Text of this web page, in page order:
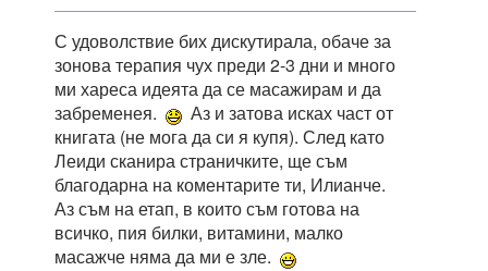
С удоволствие бих дискутирала, обаче за
зонова терапия чух преди 2-3 дни и много
ми хареса идеята да се масажирам и да
забременея.
Аз и затова исках част от
книгата (не мога да си я купя). След като
Леиди сканира страничките, ще съм
благодарна на коментарите ти, Илианче.
Аз съм на етап, в които съм готова на
всичко, пия билки, витамини, малко
масажче няма да ми е зле.